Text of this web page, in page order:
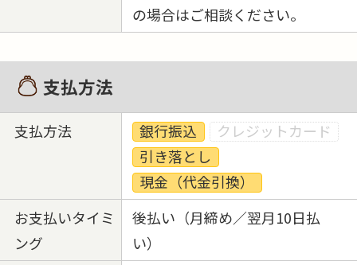
の場合はご相談ください。
支払方法
支払方法 銀行振込
クレジットカード
引き落とし
現金（代金引換）
お支払いタイミ
ング
後払い（月締め／翌月10日払
い）